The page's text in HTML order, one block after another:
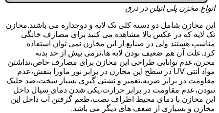
انواع مخزن پلی اتیلن در درق
این مخازن شامل دو دسته کلی تک لایه و دوجداره می باشند.مخازن
تک لایه که در عکس بالا مشاهده می کنید برای مصارف خانگی
مناسب هستند ولی در صنایع از این مخازن نمی توان استفاده
کرد.علت آن هم ضعیف بودن لایه ها،نرمی بیش از حد بدنه
مخزن،عدم توانایی طراحی این مخازن برای مصارف خاص،نداشتن
مواد آنتی UV در سطح این مخازن در برابر نور ماورا بنفش،عدم
مقاومت در برابر ضربه،تعمیر و نشتی گیری بسیار سخت،ضد جلبک
نبودن،عدم مقاومت در برابر حرارت،یکی شدن دمای سیال داخل
این مخازن با دمای محیط اطراف نصب،طعم گرفتن آب داخل این
مخازن و بسیاری از ضعف های دیگر می باشد.